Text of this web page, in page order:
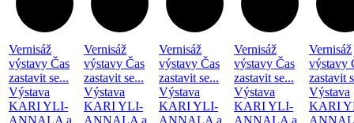
Vernisáž
výstavy Čas
zastavit se...
Výstava
KARI YLI-
ANNALA a
Vernisáž
výstavy Čas
zastavit se...
Výstava
KARI YLI-
ANNALA a
Vernisáž
výstavy Čas
zastavit se...
Výstava
KARI YLI-
ANNALA a
Vernisáž
výstavy Čas
zastavit se...
Výstava
KARI YLI-
ANNALA a
Vernisáž
výstavy
zastavit
Výstava
KARI